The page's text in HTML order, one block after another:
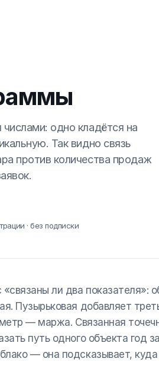
одно кладётся на
Так видно связь
против количества продаж
· без подписки
ли два показателя»:
Пузырьковая добавляет
— маржа. Связанная
путь одного объекта год
— она подсказывает,